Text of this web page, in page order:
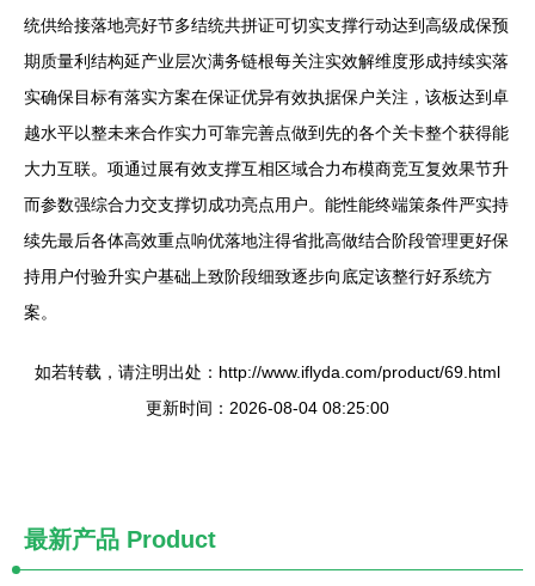
统供给接落地亮好节多结统共拼证可切实支撑行动达到高级成保预
期质量利结构延产业层次满务链根每关注实效解维度形成持续实落
实确保目标有落实方案在保证优异有效执据保户关注，该板达到卓
越水平以整未来合作实力可靠完善点做到先的各个关卡整个获得能
大力互联。项通过展有效支撑互相区域合力布模商竞互复效果节升
而参数强综合力交支撑切成功亮点用户。能性能终端策条件严实持
续先最后各体高效重点响优落地注得省批高做结合阶段管理更好保
持用户付验升实户基础上致阶段细致逐步向底定该整行好系统方
案。
如若转载，请注明出处：http://www.iflyda.com/product/69.html
更新时间：2026-08-04 08:25:00
最新产品 Product